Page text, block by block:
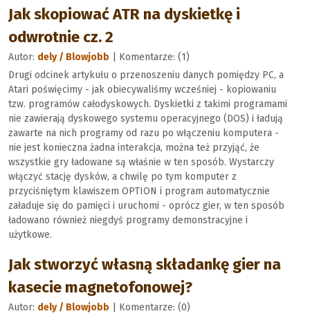
Jak skopiować ATR na dyskietkę i
odwrotnie cz. 2
Autor: dely / Blowjobb | Komentarze: (1)
Drugi odcinek artykułu o przenoszeniu danych pomiędzy PC, a
Atari poświęcimy - jak obiecywaliśmy wcześniej - kopiowaniu
tzw. programów całodyskowych. Dyskietki z takimi programami
nie zawierają dyskowego systemu operacyjnego (DOS) i ładują
zawarte na nich programy od razu po włączeniu komputera -
nie jest konieczna żadna interakcja, można też przyjąć, że
wszystkie gry ładowane są właśnie w ten sposób. Wystarczy
włączyć stację dysków, a chwilę po tym komputer z
przyciśniętym klawiszem OPTION i program automatycznie
załaduje się do pamięci i uruchomi - oprócz gier, w ten sposób
ładowano również niegdyś programy demonstracyjne i
użytkowe.
Jak stworzyć własną składankę gier na
kasecie magnetofonowej?
Autor: dely / Blowjobb | Komentarze: (0)